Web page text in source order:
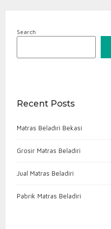
Search
Recent Posts
Matras Beladiri Bekasi
Grosir Matras Beladiri
Jual Matras Beladiri
Pabrik Matras Beladiri